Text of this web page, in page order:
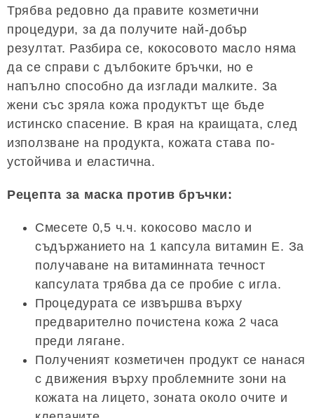
Трябва редовно да правите козметични
процедури, за да получите най-добър
резултат. Разбира се, кокосовото масло няма
да се справи с дълбоките бръчки, но е
напълно способно да изглади малките. За
жени със зряла кожа продуктът ще бъде
истинско спасение. В края на краищата, след
използване на продукта, кожата става по-
устойчива и еластична.
Рецепта за маска против бръчки:
Смесете 0,5 ч.ч. кокосово масло и
съдържанието на 1 капсула витамин Е. За
получаване на витаминната течност
капсулата трябва да се пробие с игла.
Процедурата се извършва върху
предварително почистена кожа 2 часа
преди лягане.
Полученият козметичен продукт се нанася
с движения върху проблемните зони на
кожата на лицето, зоната около очите и